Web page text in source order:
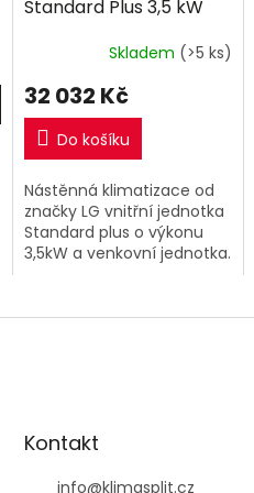
A
Standard Plus 3,5 kW
Skladem (>5 ks)
32 032 Kč
Do košíku
Nástěnná klimatizace od
značky LG vnitřní jednotka
Standard plus o výkonu
3,5kW a venkovní jednotka.
Kontakt
info@klimasplit.cz